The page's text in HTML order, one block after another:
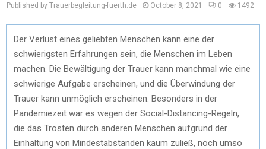
Published by Trauerbegleitung-fuerth.de October 8, 2021 0 1492
Der Verlust eines geliebten Menschen kann eine der
schwierigsten Erfahrungen sein, die Menschen im Leben
machen. Die Bewältigung der Trauer kann manchmal wie eine
schwierige Aufgabe erscheinen, und die Überwindung der
Trauer kann unmöglich erscheinen. Besonders in der
Pandemiezeit war es wegen der Social-Distancing-Regeln,
die das Trösten durch anderen Menschen aufgrund der
Einhaltung von Mindestabständen kaum zuließ, noch umso